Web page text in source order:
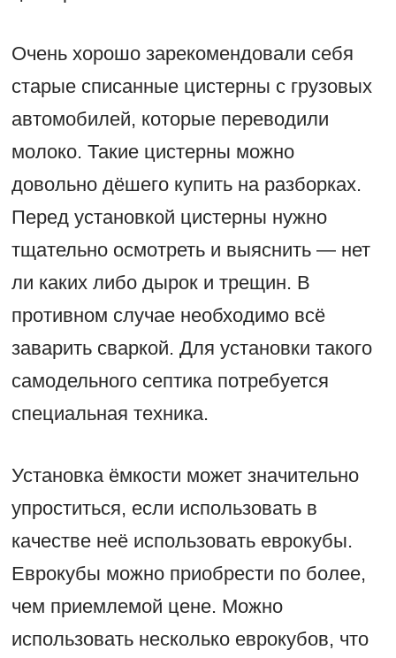
Очень хорошо зарекомендовали себя
старые списанные цистерны с грузовых
автомобилей, которые переводили
молоко. Такие цистерны можно
довольно дёшего купить на разборках.
Перед установкой цистерны нужно
тщательно осмотреть и выяснить — нет
ли каких либо дырок и трещин. В
противном случае необходимо всё
заварить сваркой. Для установки такого
самодельного септика потребуется
специальная техника.
Установка ёмкости может значительно
упроститься, если использовать в
качестве неё использовать еврокубы.
Еврокубы можно приобрести по более,
чем приемлемой цене. Можно
использовать несколько еврокубов, что